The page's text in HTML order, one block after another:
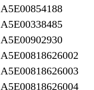
A5E00854188
A5E00338485
A5E00902930
A5E00818626002
A5E00818626003
A5E00818626004